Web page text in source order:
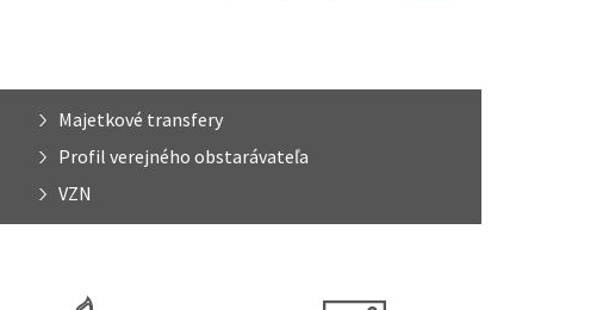
Majetkové transfery
Profil verejného obstarávateľa
VZN